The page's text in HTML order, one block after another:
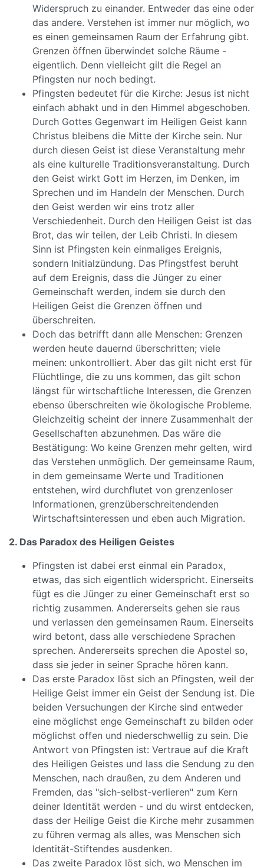
Widerspruch zu einander. Entweder das eine oder
das andere. Verstehen ist immer nur möglich, wo
es einen gemeinsamen Raum der Erfahrung gibt.
Grenzen öffnen überwindet solche Räume -
eigentlich. Denn vielleicht gilt die Regel an
Pfingsten nur noch bedingt.
Pfingsten bedeutet für die Kirche: Jesus ist nicht
einfach abhakt und in den Himmel abgeschoben.
Durch Gottes Gegenwart im Heiligen Geist kann
Christus bleibens die Mitte der Kirche sein. Nur
durch diesen Geist ist diese Veranstaltung mehr
als eine kulturelle Traditionsveranstaltung. Durch
den Geist wirkt Gott im Herzen, im Denken, im
Sprechen und im Handeln der Menschen. Durch
den Geist werden wir eins trotz aller
Verschiedenheit. Durch den Heiligen Geist ist das
Brot, das wir teilen, der Leib Christi. In diesem
Sinn ist Pfingsten kein einmaliges Ereignis,
sondern Initialzündung. Das Pfingstfest beruht
auf dem Ereignis, dass die Jünger zu einer
Gemeinschaft werden, indem sie durch den
Heiligen Geist die Grenzen öffnen und
überschreiten.
Doch das betrifft dann alle Menschen: Grenzen
werden heute dauernd überschritten; viele
meinen: unkontrolliert. Aber das gilt nicht erst für
Flüchtlinge, die zu uns kommen, das gilt schon
längst für wirtschaftliche Interessen, die Grenzen
ebenso überschreiten wie ökologische Probleme.
Gleichzeitig scheint der innere Zusammenhalt der
Gesellschaften abzunehmen. Das wäre die
Bestätigung: Wo keine Grenzen mehr gelten, wird
das Verstehen unmöglich. Der gemeinsame Raum,
in dem gemeinsame Werte und Traditionen
entstehen, wird durchflutet von grenzenloser
Informationen, grenzüberschreitendenden
Wirtschaftsinteressen und eben auch Migration.
2. Das Paradox des Heiligen Geistes
Pfingsten ist dabei erst einmal ein Paradox,
etwas, das sich eigentlich widerspricht. Einerseits
fügt es die Jünger zu einer Gemeinschaft erst so
richtig zusammen. Andererseits gehen sie raus
und verlassen den gemeinsamen Raum. Einerseits
wird betont, dass alle verschiedene Sprachen
sprechen. Andererseits sprechen die Apostel so,
dass sie jeder in seiner Sprache hören kann.
Das erste Paradox löst sich an Pfingsten, weil der
Heilige Geist immer ein Geist der Sendung ist. Die
beiden Versuchungen der Kirche sind entweder
eine möglichst enge Gemeinschaft zu bilden oder
möglichst offen und niederschwellig zu sein. Die
Antwort von Pfingsten ist: Vertraue auf die Kraft
des Heiligen Geistes und lass die Sendung zu den
Menschen, nach draußen, zu dem Anderen und
Fremden, das "sich-selbst-verlieren" zum Kern
deiner Identität werden - und du wirst entdecken,
dass der Heilige Geist die Kirche mehr zusammen
zu führen vermag als alles, was Menschen sich
Identität-Stiftendes ausdenken.
Das zweite Paradox löst sich, wo Menschen im